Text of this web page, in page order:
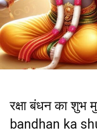
रक्षा बंधन का शुभ
bandhan ka